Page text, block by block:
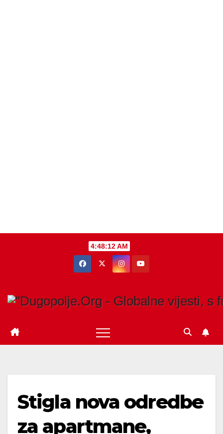
4:48:13 AM
Stigla nova odredbe
za apartmane,